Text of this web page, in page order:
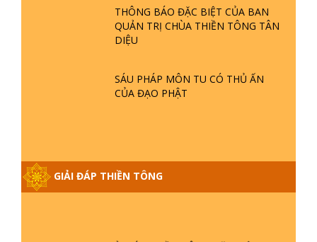
THÔNG BÁO ĐẶC BIỆT CỦA BAN
QUẢN TRỊ CHÙA THIỀN TÔNG TÂN
DIỆU
SÁU PHÁP MÔN TU CÓ THỦ ẤN
CỦA ĐẠO PHẬT
GIẢI ĐÁP THIỀN TÔNG
TĂNG? | TTTD
GIẢI ĐÁP THIỀN TÔNG ĐẶC BIỆT P22
GIẢI ĐÁP VỀ LỄ TIỄN THIỀN TÔNG SƯ
NGỌC LÂM VỀ PHẬT GIỚI